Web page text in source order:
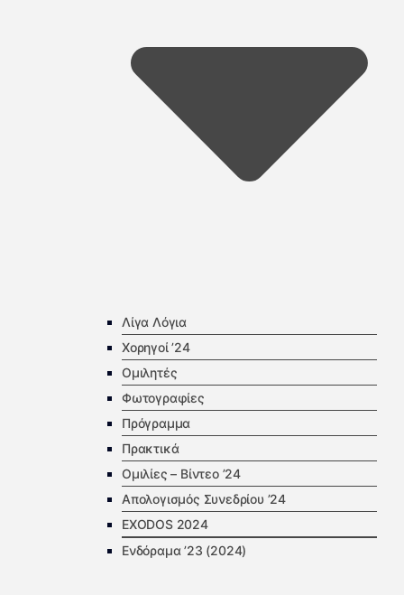
Λίγα Λόγια
Χορηγοί ’24
Ομιλητές
Φωτογραφίες
Πρόγραμμα
Πρακτικά
Ομιλίες – Βίντεο ’24
Απολογισμός Συνεδρίου ’24
EXODOS 2024
Ενδόραμα ’23 (2024)